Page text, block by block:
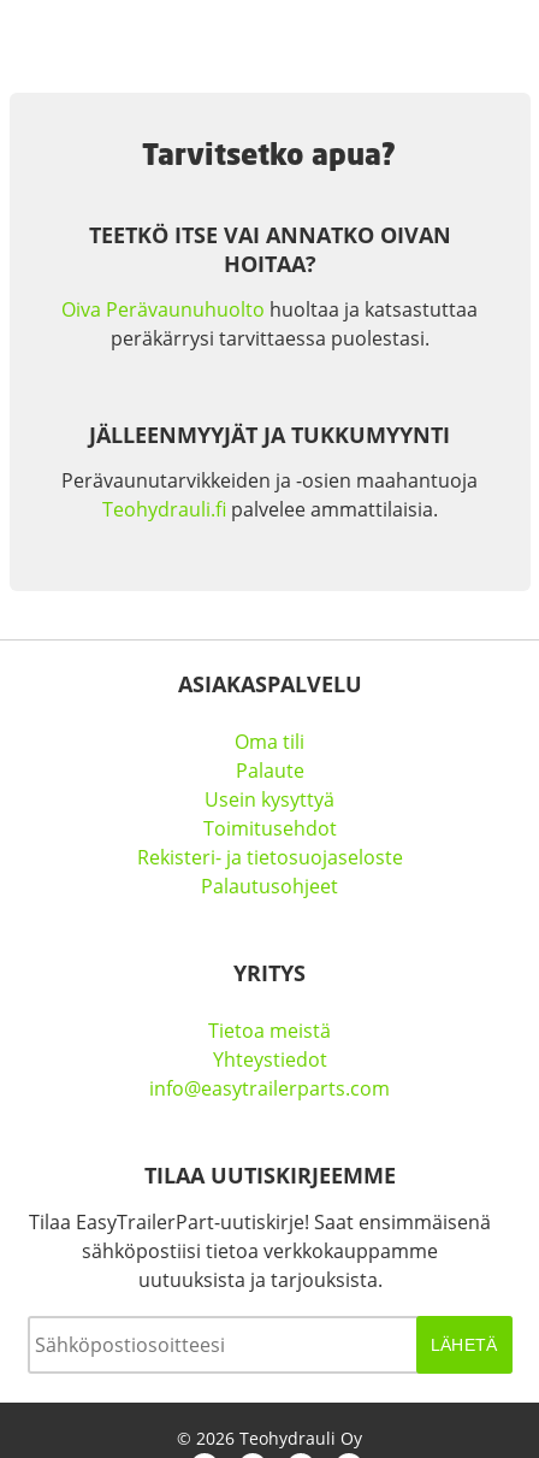
Tarvitsetko apua?
TEETKÖ ITSE VAI ANNATKO OIVAN
HOITAA?
Oiva Perävaunuhuolto huoltaa ja katsastuttaa
peräkärrysi tarvittaessa puolestasi.
JÄLLEENMYYJÄT JA TUKKUMYYNTI
Perävaunutarvikkeiden ja -osien maahantuoja
Teohydrauli.fi palvelee ammattilaisia.
ASIAKASPALVELU
Oma tili
Palaute
Usein kysyttyä
Toimitusehdot
Rekisteri- ja tietosuojaseloste
Palautusohjeet
YRITYS
Tietoa meistä
Yhteystiedot
info@easytrailerparts.com
TILAA UUTISKIRJEEMME
Tilaa EasyTrailerPart-uutiskirje! Saat ensimmäisenä
sähköpostiisi tietoa verkkokauppamme
uutuuksista ja tarjouksista.
Sähköposti *
© 2026 Teohydrauli Oy